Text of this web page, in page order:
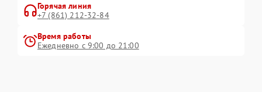
Горячая линия
+7 (861) 212-32-84
Время работы
Ежедневно с 9:00 до 21:00